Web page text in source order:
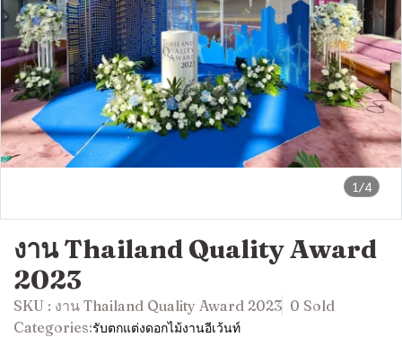
1/4
งาน Thailand Quality Award
2023
SKU : งาน Thailand Quality Award 2023 0 Sold
Categories:รับตกแต่งดอกไม้งานอีเว้นท์